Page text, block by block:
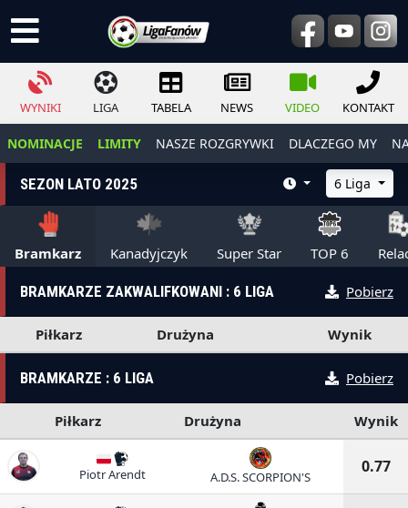
WYNIKI LIGA TABELA NEWS VIDEO KONTAKT
NOMINACJE LIMITY NASZE ROZGRYWKI DLACZEGO MY
SEZON LATO 2025 6 Liga
Bramkarz Kanadyjczyk Super Star TOP 6
BRAMKARZE ZAKWALIFKOWANI : 6 LIGA Pobierz
Piłkarz Drużyna Wynik
BRAMKARZE : 6 LIGA Pobierz
Piłkarz Drużyna Wynik
Piotr Arendt A.D.S. SCORPION'S
0.77